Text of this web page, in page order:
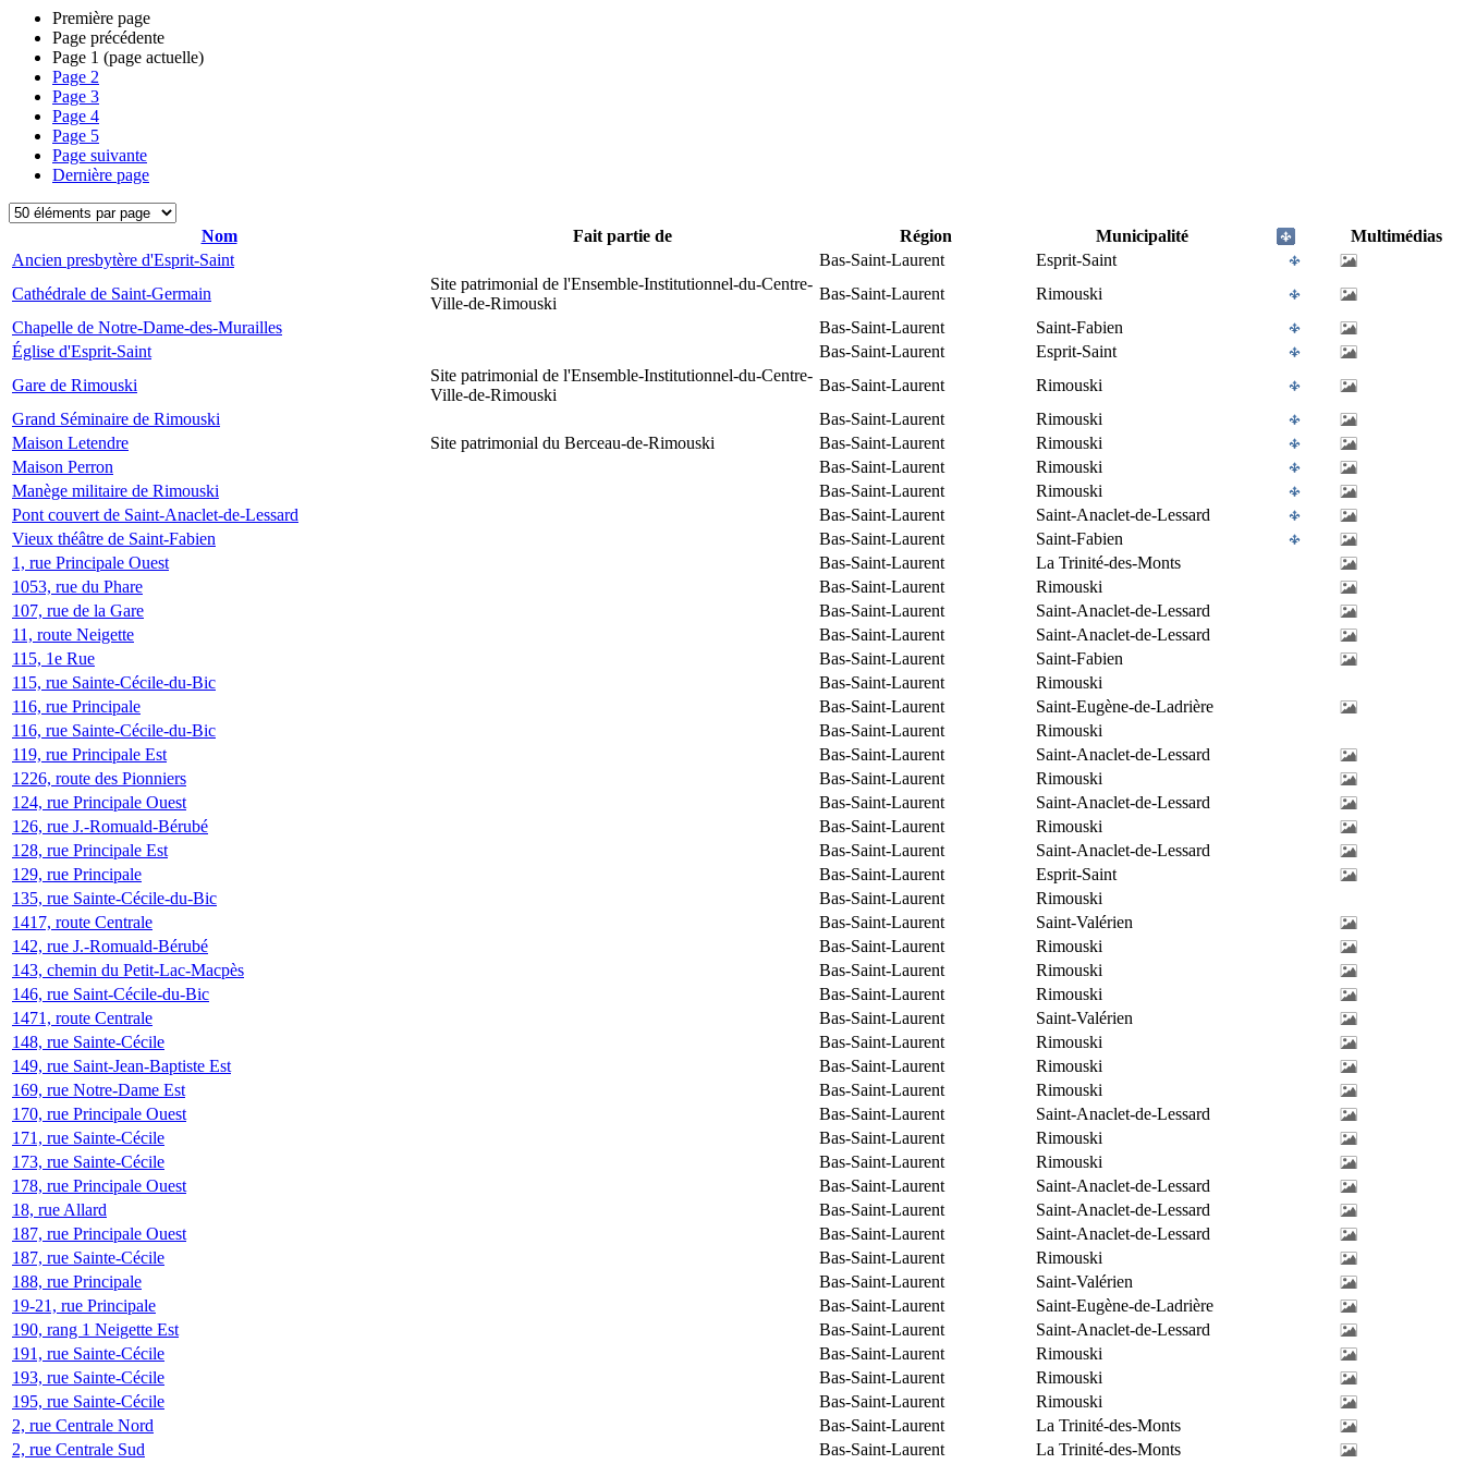
Première page
Page précédente
Page 1 (page actuelle)
Page 2
Page 3
Page 4
Page 5
Page suivante
Dernière page
Nom Fait partie de Région Municipalité
Multimédias
Ancien presbytère d'Esprit-Saint
Bas-Saint-Laurent
Esprit-Saint
Cathédrale de Saint-Germain
Site patrimonial de l'Ensemble-Institutionnel-du-Centre-
Ville-de-Rimouski
Bas-Saint-Laurent
Rimouski
Chapelle de Notre-Dame-des-Murailles
Bas-Saint-Laurent
Saint-Fabien
Église d'Esprit-Saint
Bas-Saint-Laurent
Esprit-Saint
Gare de Rimouski
Site patrimonial de l'Ensemble-Institutionnel-du-Centre-
Ville-de-Rimouski
Bas-Saint-Laurent
Rimouski
Grand Séminaire de Rimouski
Bas-Saint-Laurent
Rimouski
Maison Letendre
Site patrimonial du Berceau-de-Rimouski Bas-Saint-Laurent
Rimouski
Maison Perron
Bas-Saint-Laurent
Rimouski
Manège militaire de Rimouski
Bas-Saint-Laurent
Rimouski
Pont couvert de Saint-Anaclet-de-Lessard
Bas-Saint-Laurent
Saint-Anaclet-de-Lessard
Vieux théâtre de Saint-Fabien
Bas-Saint-Laurent
Saint-Fabien
1, rue Principale Ouest
Bas-Saint-Laurent
La Trinité-des-Monts
1053, rue du Phare
Bas-Saint-Laurent
Rimouski
107, rue de la Gare
Bas-Saint-Laurent
Saint-Anaclet-de-Lessard
11, route Neigette
Bas-Saint-Laurent
Saint-Anaclet-de-Lessard
115, 1e Rue
Bas-Saint-Laurent
Saint-Fabien
115, rue Sainte-Cécile-du-Bic
Bas-Saint-Laurent
Rimouski
116, rue Principale
Bas-Saint-Laurent
Saint-Eugène-de-Ladrière
116, rue Sainte-Cécile-du-Bic
Bas-Saint-Laurent
Rimouski
119, rue Principale Est
Bas-Saint-Laurent
Saint-Anaclet-de-Lessard
1226, route des Pionniers
Bas-Saint-Laurent
Rimouski
124, rue Principale Ouest
Bas-Saint-Laurent
Saint-Anaclet-de-Lessard
126, rue J.-Romuald-Bérubé
Bas-Saint-Laurent
Rimouski
128, rue Principale Est
Bas-Saint-Laurent
Saint-Anaclet-de-Lessard
129, rue Principale
Bas-Saint-Laurent
Esprit-Saint
135, rue Sainte-Cécile-du-Bic
Bas-Saint-Laurent
Rimouski
1417, route Centrale
Bas-Saint-Laurent
Saint-Valérien
142, rue J.-Romuald-Bérubé
Bas-Saint-Laurent
Rimouski
143, chemin du Petit-Lac-Macpès
Bas-Saint-Laurent
Rimouski
146, rue Saint-Cécile-du-Bic
Bas-Saint-Laurent
Rimouski
1471, route Centrale
Bas-Saint-Laurent
Saint-Valérien
148, rue Sainte-Cécile
Bas-Saint-Laurent
Rimouski
149, rue Saint-Jean-Baptiste Est
Bas-Saint-Laurent
Rimouski
169, rue Notre-Dame Est
Bas-Saint-Laurent
Rimouski
170, rue Principale Ouest
Bas-Saint-Laurent
Saint-Anaclet-de-Lessard
171, rue Sainte-Cécile
Bas-Saint-Laurent
Rimouski
173, rue Sainte-Cécile
Bas-Saint-Laurent
Rimouski
178, rue Principale Ouest
Bas-Saint-Laurent
Saint-Anaclet-de-Lessard
18, rue Allard
Bas-Saint-Laurent
Saint-Anaclet-de-Lessard
187, rue Principale Ouest
Bas-Saint-Laurent
Saint-Anaclet-de-Lessard
187, rue Sainte-Cécile
Bas-Saint-Laurent
Rimouski
188, rue Principale
Bas-Saint-Laurent
Saint-Valérien
19-21, rue Principale
Bas-Saint-Laurent
Saint-Eugène-de-Ladrière
190, rang 1 Neigette Est
Bas-Saint-Laurent
Saint-Anaclet-de-Lessard
191, rue Sainte-Cécile
Bas-Saint-Laurent
Rimouski
193, rue Sainte-Cécile
Bas-Saint-Laurent
Rimouski
195, rue Sainte-Cécile
Bas-Saint-Laurent
Rimouski
2, rue Centrale Nord
Bas-Saint-Laurent
La Trinité-des-Monts
2, rue Centrale Sud
Bas-Saint-Laurent La Trinité-des-Monts